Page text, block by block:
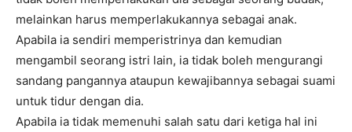
melainkan harus memperlakukannya sebagai anak.
Apabila ia sendiri memperistrinya dan kemudian
mengambil seorang istri lain, ia tidak boleh mengurangi
sandang pangannya ataupun kewajibannya sebagai suami
untuk tidur dengan dia.
Apabila ia tidak memenuhi salah satu dari ketiga hal ini